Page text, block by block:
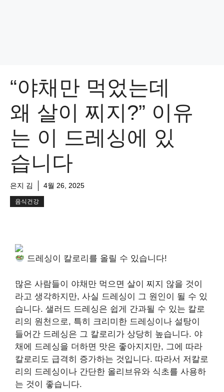
“야채만 먹었는데
왜 살이 찌지?” 이유
는 이 드레싱에 있
습니다
은지 김 4월 26, 2025
음식건강
드레싱이 칼로리를 올릴 수 있습니다!
많은 사람들이 야채만 먹으면 살이 찌지 않을 것이
라고 생각하지만, 사실 드레싱이 그 원인이 될 수 있
습니다. 샐러드 드레싱은 쉽게 간과될 수 있는 칼로
리의 원천으로, 특히 크리미한 드레싱이나 설탕이
들어간 드레싱은 그 칼로리가 상당히 높습니다. 야
채에 드레싱을 더하면 맛은 좋아지지만, 그에 따라
칼로리도 급격히 증가하는 것입니다. 따라서 저칼로
리의 드레싱이나 간단한 올리브유와 식초를 사용하
는 것이 좋습니다.